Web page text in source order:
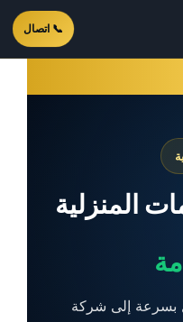
📞 اتصال
المنزلية
بسرعة إلى شركة